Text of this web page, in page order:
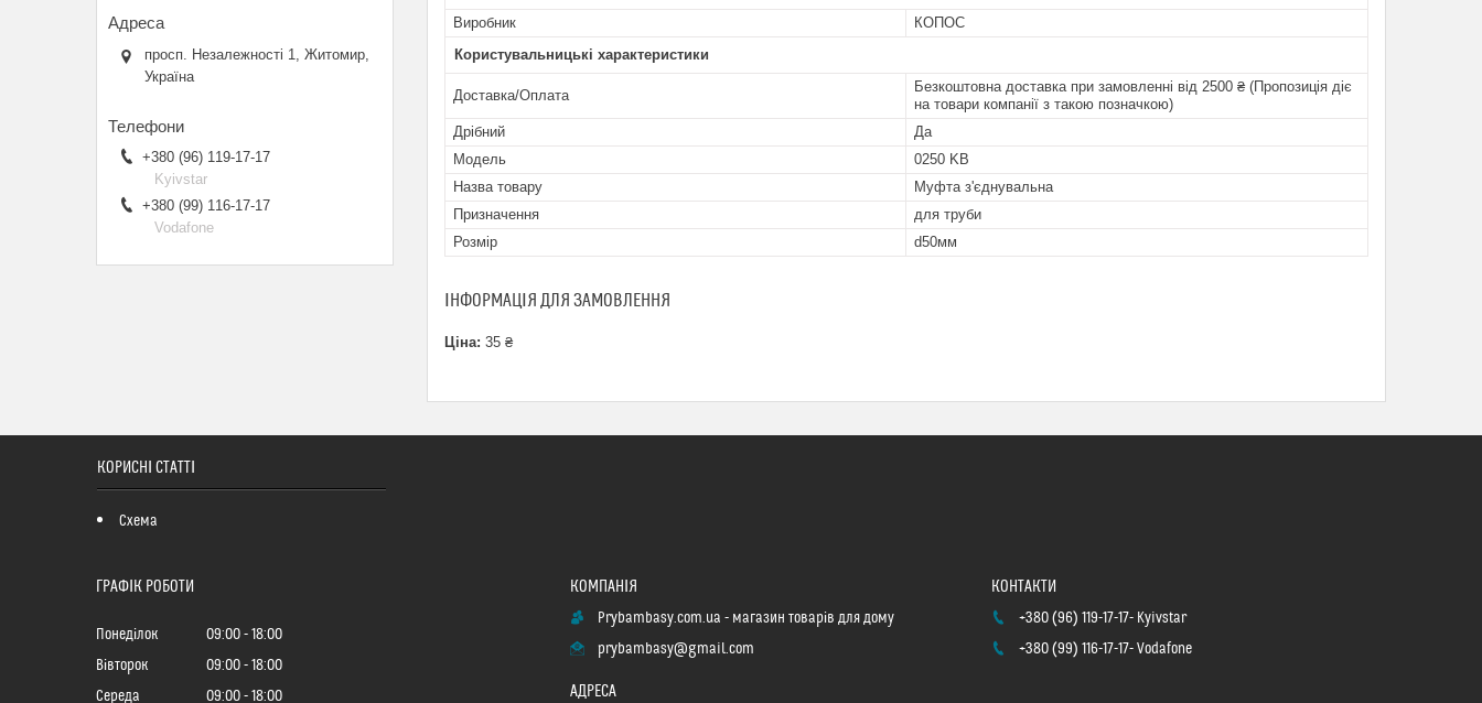
Виробник
КОПОС
Користувальницькі характеристики
Доставка/Оплата
Безкоштовна доставка при замовленні від 2500 ₴ (Пропозиція діє
на товари компанії з такою позначкою)
Дрібний
Да
Мoдель
0250 KB
Назва товару
Муфта з'єднувальна
Призначення
для труби
Розмір
d50мм
ІНФОРМАЦІЯ ДЛЯ ЗАМОВЛЕННЯ
Ціна: 35 ₴
просп. Незалежності 1, Житомир,
Україна
+380 (96) 119-17-17
Kyivstar
+380 (99) 116-17-17
Vodafone
КОРИСНІ СТАТТІ
Схема
ГРАФІК РОБОТИ
Понеділок 09:00
18:00
Вівторок
09:00
18:00
Середа
09:00 18:00
Prybambasy.com.ua - магазин товарів для дому
prybambasy@gmail.com
+380 (96) 119-17-17 Kyivstar
+380 (99) 116-17-17 Vodafone